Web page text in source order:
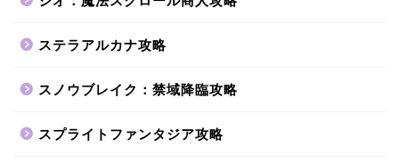
ステラアルカナ攻略
スノウブレイク：禁域降臨攻略
スプライトファンタジア攻略